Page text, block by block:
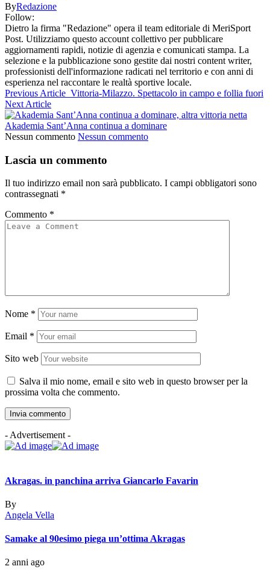
ByRedazione
Follow:
Dietro la firma "Redazione" opera il team editoriale di MeriSport
Post. Utilizziamo questo account collettivo per pubblicare
aggiornamenti rapidi, notizie di agenzia e comunicati stampa. La
selezione e la pubblicazione sono gestite dai nostri content writer,
professionisti dell'informazione radicati nel territorio e con anni di
esperienza nel raccontare le realtà sportive locale.
Previous Article Vittoria-Milazzo. Spettacolo in campo e follia fuori
Next Article
Akademia Sant’Anna continua a dominare
Nessun commento Nessun commento
Lascia un commento
Il tuo indirizzo email non sarà pubblicato. I campi obbligatori sono
contrassegnati *
Commento *
Nome *
Email *
Sito web
Salva il mio nome, email e sito web in questo browser per la
prossima volta che commento.
- Advertisement -
Akragas. in panchina arriva Giancarlo Favarin
By
Angela Vella
Samake al 90esimo piega un’ottima Akragas
2 anni ago